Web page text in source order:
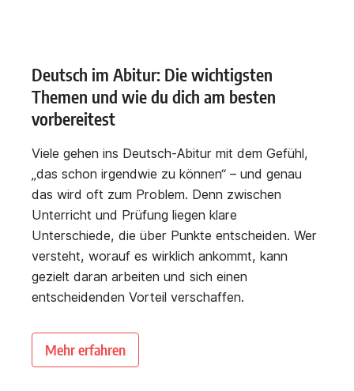
Deutsch im Abitur: Die wichtigsten
Themen und wie du dich am besten
vorbereitest
Viele gehen ins Deutsch-Abitur mit dem Gefühl,
„das schon irgendwie zu können“ – und genau
das wird oft zum Problem. Denn zwischen
Unterricht und Prüfung liegen klare
Unterschiede, die über Punkte entscheiden. Wer
versteht, worauf es wirklich ankommt, kann
gezielt daran arbeiten und sich einen
entscheidenden Vorteil verschaffen.
Mehr erfahren